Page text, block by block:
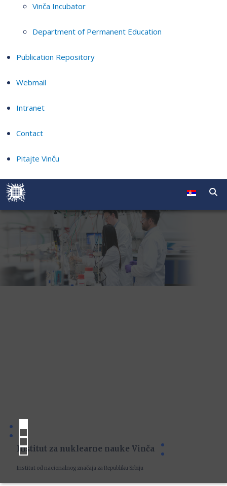
Vinča Incubator
Department of Permanent Education
Publication Repository
Webmail
Intranet
Contact
Pitajte Vinču
Institut za nuklearne nauke Vinča
Institut od nacionalnog značaja za Republiku Srbiju